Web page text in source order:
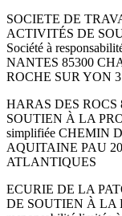
SOCIETE DE
ACTIVITÉS DE
Société à
NANTES 85300
ROCHE SUR YON
HARAS DES ROCS
SOUTIEN À LA
simplifiée CHEMIN
AQUITAINE PAU
ATLANTIQUES
ECURIE DE LA
DE SOUTIEN À LA